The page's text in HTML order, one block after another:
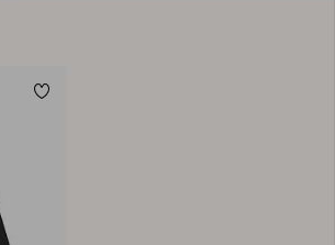
Lägg till i favoriter